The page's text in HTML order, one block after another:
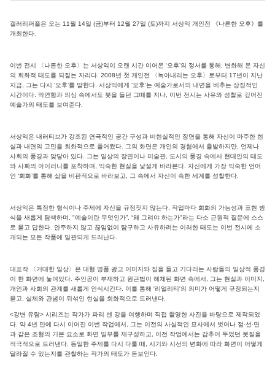
갤러리퍼플은 오는 11월 14일 (금)부터 12월 27일 (토)까지 서상익 개인전 《나른한 오후》를
개최한다.
이번 전시 〈나른한 오후〉는 서상익이 오랜 시간 이어온 ‘오후’의 정서를 통해, 변화해 온 자신
의 회화적 태도를 되짚는 자리다. 2008년 첫 개인전 〈녹아내리는 오후〉로부터 17년이 지난
지금, 그는 다시 ‘오후’를 말한다. 서상익에게 ‘오후’는 예술가로서의 내면을 비추는 상징적인
시간이다. 막연함과 의심 속에서도 붓을 들던 그때를 지나, 이번 전시는 사유와 성찰로 깊어진
예술가의 태도를 보여준다.
서상익은 내러티브가 강조된 연극적인 공간 구성과 비현실적인 장면을 통해 자신이 마주한 현
실과 내면의 고민을 회화적으로 풀어왔다. 그의 화면은 개인의 경험에서 출발하지만, 언제나
사회의 풍경과 맞닿아 있다. 그는 일상의 장면이나 미술관, 도시의 풍경 속에서 현대인의 태도
와 사회의 아이러니를 포착하며, 익숙한 현실을 낯설게 바라본다. 자신에게 가장 익숙한 언어
인 ‘회화’를 통해 삶을 비판적으로 바라보고, 그 속에서 자신이 속한 세계를 성찰한다.
서상익은 특정한 형식이나 주제에 자신을 규정짓지 않는다. 작업마다 회화의 가능성과 표현 방
식을 새롭게 탐색하며, "예술이란 무엇인가”, “왜 그려야 하는가"라는 다소 근원적 질문에 스스
로 묻고 답한다. 안주하지 않고 끊임없이 탐구하고 사유하려는 이러한 태도는 이번 전시에 소
개되는 모든 작품에 일관되게 드러난다.
대표작 〈거대한 일상〉은 대형 명품 광고 이미지와 짐을 들고 기다리는 사람들의 일상적 풍경
이 한 화면에 놓여있다. 주인공이 부재하고 원근법이 해체된 화면 속에서, 그는 현실과 이미지,
개인과 사회의 관계를 새롭게 인식시킨다. 이를 통해 '리얼리티'의 의미가 어떻게 규정되는지
묻고, 실체와 관념이 뒤섞인 현실을 회화적으로 드러낸다.
<강변 유람> 시리즈는 작가가 파리 센 강을 여행하며 직접 촬영한 사진을 바탕으로 제작되었
다. 약 4년 만에 다시 이어진 이번 작업에서, 그는 이전의 사실적인 묘사에서 벗어나 점·선·면
과 같은 조형의 기본 요소로 화면 일부를 재구성하고, 이전 작업에서는 감추어 두었던 붓질을
적극적으로 드러낸다. 동일한 주제를 다시 다룰 때, 시기와 시선의 변화에 따라 화면이 어떻게
달라질 수 있는지를 관찰하는 작가의 태도가 돋보인다.